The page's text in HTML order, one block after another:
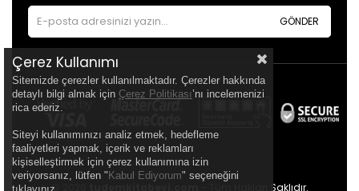
GÖNDER
© 2026 - Tüm Hakları Saklıdır.
Çerez Kullanımı
Sitemizde çerezler kullanılmaktadır. Çerezler hakkında
detaylı bilgi almak için Çerez Politikası’nı incelemenizi
rica ederiz.
Siteyi kullanımınızı analiz etmek, hedefleme
faaliyetleri yapmak, içerik ve reklamları
kişiselleştirmek için çerez kullanımına izin
veriyorsanız, lütfen " Kabul Ediyorum" seçeneğini